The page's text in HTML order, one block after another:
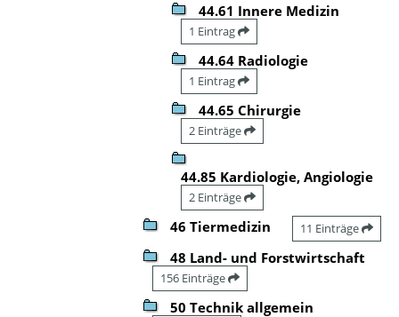
44.61 Innere Medizin
1 Eintrag
44.64 Radiologie
1 Eintrag
44.65 Chirurgie
2 Einträge
44.85 Kardiologie, Angiologie
2 Einträge
46 Tiermedizin 11 Einträge
48 Land- und Forstwirtschaft
156 Einträge
50 Technik allgemein